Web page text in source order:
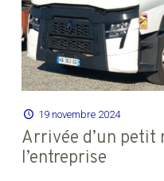
19 novembre 2024
Arrivée d’un petit
l’entreprise